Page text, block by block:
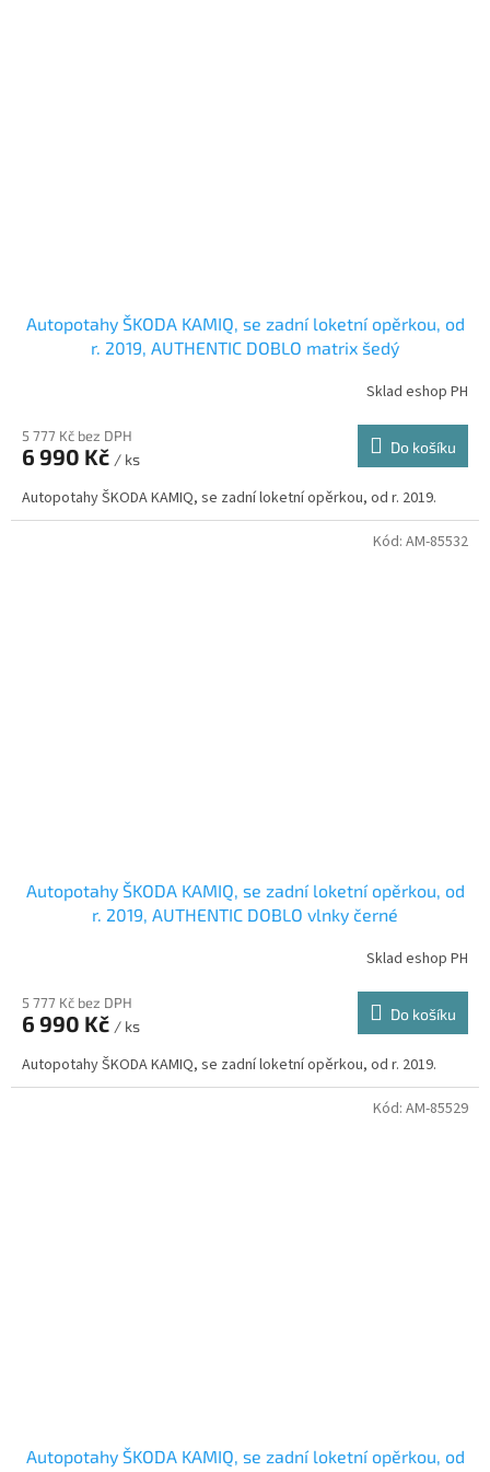
Autopotahy ŠKODA KAMIQ, se zadní loketní opěrkou, od
r. 2019, AUTHENTIC DOBLO matrix šedý
Sklad eshop PH
5 777 Kč bez DPH
6 990 Kč / ks
Do košíku
Autopotahy ŠKODA KAMIQ, se zadní loketní opěrkou, od r. 2019.
Autopotahy ŠKODA KAMIQ, se zadní loketní opěrkou, od
r. 2019, AUTHENTIC DOBLO vlnky černé
Sklad eshop PH
5 777 Kč bez DPH
6 990 Kč / ks
Do košíku
Autopotahy ŠKODA KAMIQ, se zadní loketní opěrkou, od r. 2019.
Kód: AM-85532
Autopotahy ŠKODA KAMIQ, se zadní loketní opěrkou, od
Kód: AM-85529